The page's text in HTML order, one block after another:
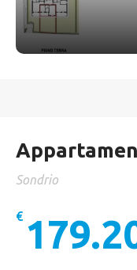
Sondrio
€